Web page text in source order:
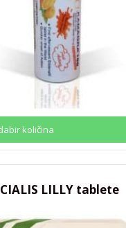
CIALIS LILLY tablete